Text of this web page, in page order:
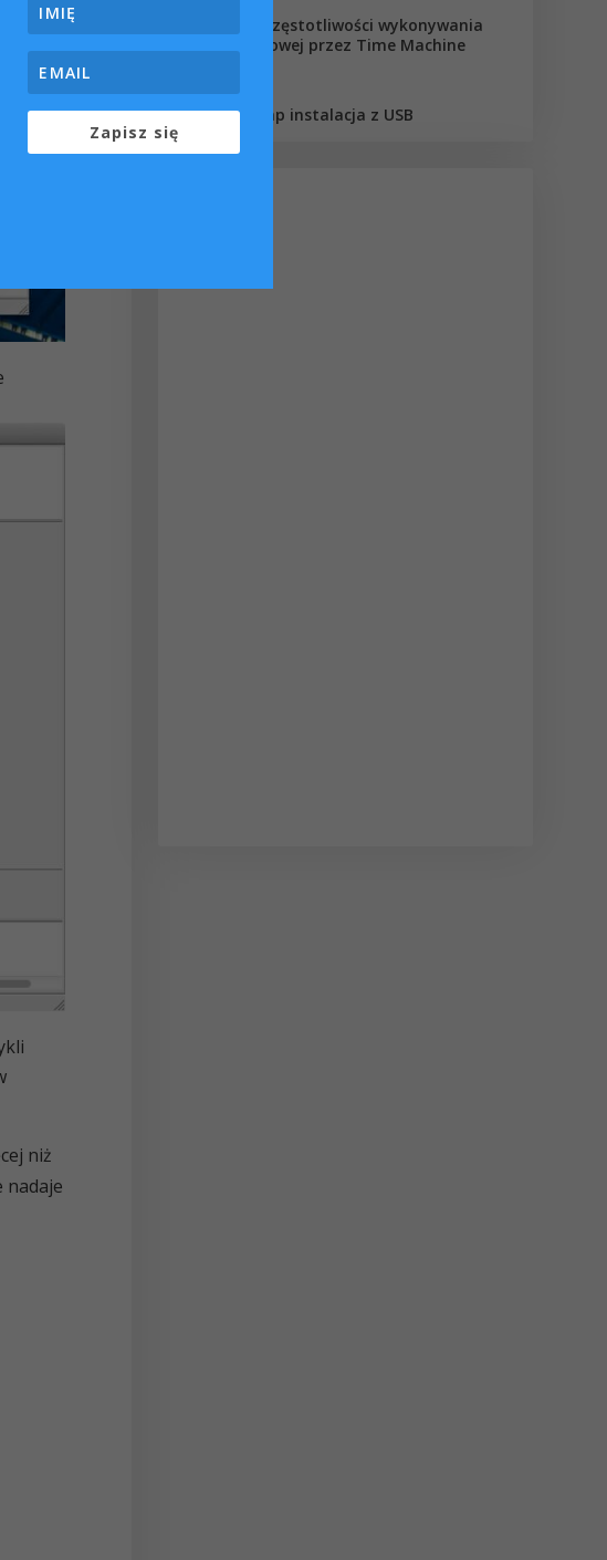
niż
nadaje
Zmiana częstotliwości wykonywania
kopii zapasowej przez Time Machine
Dawid
onBoot camp instalacja z USB
Zapisz się